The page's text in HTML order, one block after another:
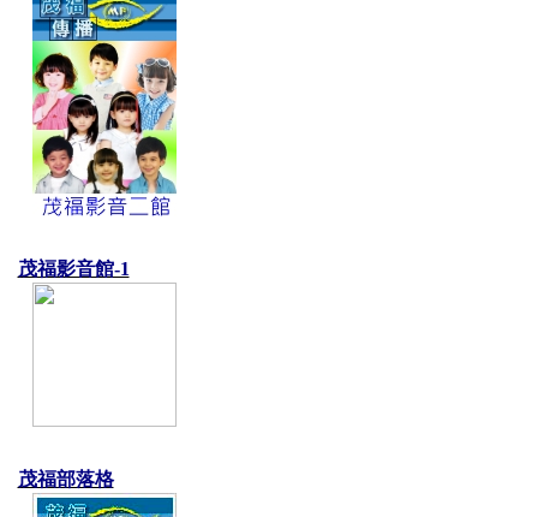
茂福影音館-1
茂福部落格